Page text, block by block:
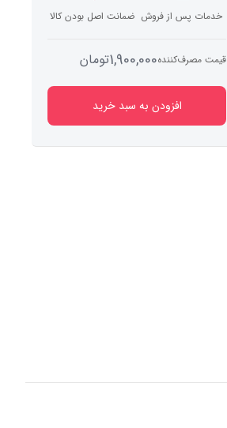
خدمات پس از فروش ضمانت اصل بودن کالا
قیمت مصرف‌کننده1,900,000تومان
افزودن به سبد خرید